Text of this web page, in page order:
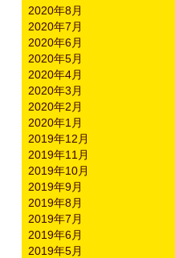
2020年8月
2020年7月
2020年6月
2020年5月
2020年4月
2020年3月
2020年2月
2020年1月
2019年12月
2019年11月
2019年10月
2019年9月
2019年8月
2019年7月
2019年6月
2019年5月